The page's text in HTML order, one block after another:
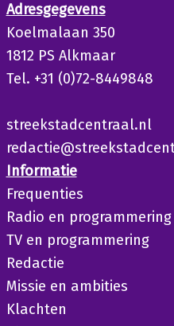
Adresgegevens
Koelmalaan 350
1812 PS Alkmaar
Tel. +31 (0)72-8449848
streekstadcentraal.nl
Informatie
Frequenties
Radio en programmering
TV en programmering
Redactie
Missie en ambities
Klachten